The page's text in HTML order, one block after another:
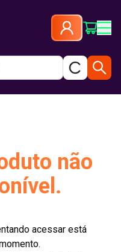
não
acessar está